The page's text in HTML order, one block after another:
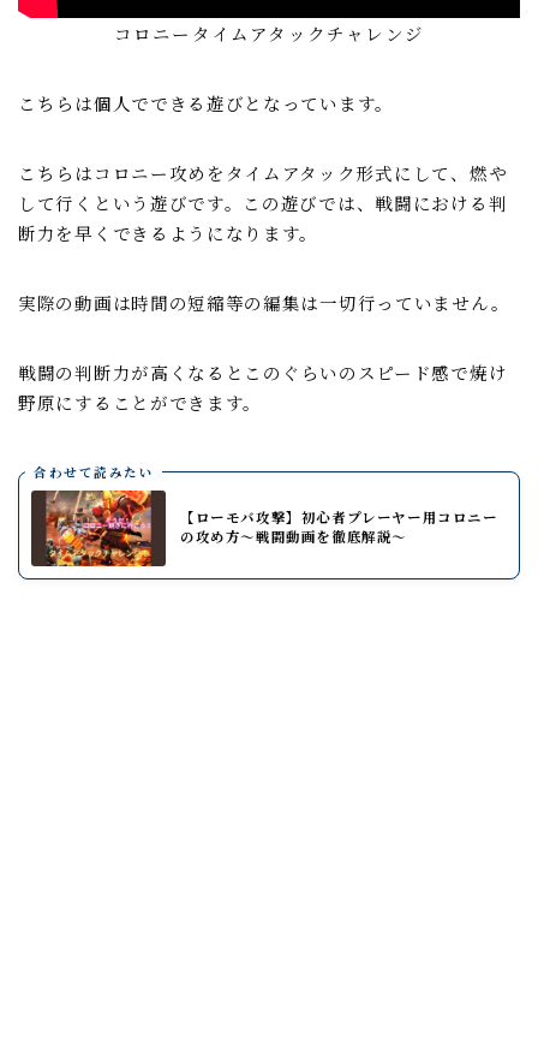
コロニータイムアタックチャレンジ
こちらは個人でできる遊びとなっています。
こちらはコロニー攻めをタイムアタック形式にして、燃や
して行くという遊びです。この遊びでは、戦闘における判
断力を早くできるようになります。
実際の動画は時間の短縮等の編集は一切行っていません。
戦闘の判断力が高くなるとこのぐらいのスピード感で焼け
野原にすることができます。
合わせて読みたい
【ローモバ攻撃】初心者プレーヤー用コロニー
の攻め方～戦闘動画を徹底解説～